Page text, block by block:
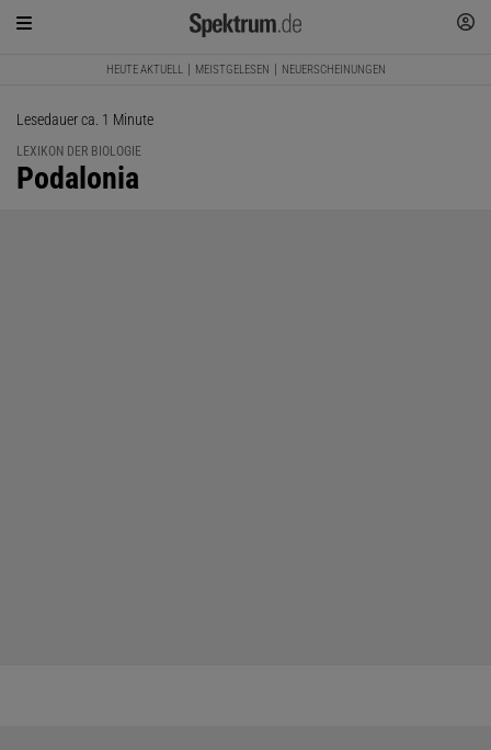
HEUTE AKTUELL MEISTGELESEN NEUERSCHEINUNGEN
Lesedauer ca. 1 Minute
LEXIKON DER BIOLOGIE
:
Podalonia